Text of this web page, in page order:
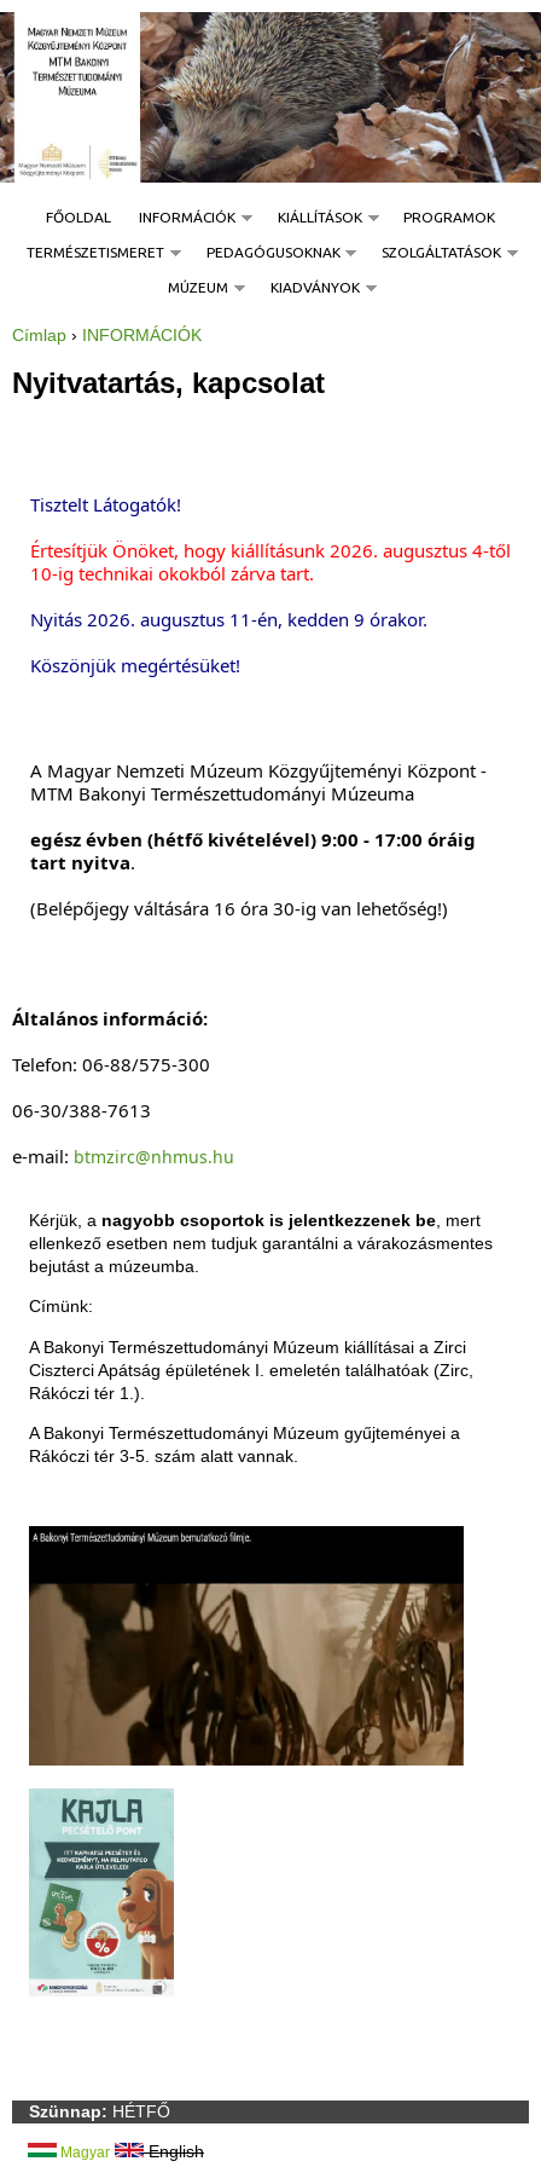
Jump to navigation
FŐOLDAL INFORMÁCIÓK KIÁLLÍTÁSOK PROGRAMOK
TERMÉSZETISMERET PEDAGÓGUSOKNAK SZOLGÁLTATÁSOK
MÚZEUM KIADVÁNYOK
J
l
e
Címlap › INFORMÁCIÓK
Nyitvatartás, kapcsolat
Tisztelt Látogatók!
Értesítjük Önöket, hogy kiállításunk 2026. augusztus 4-től
10-ig technikai okokból zárva tart.
Nyitás 2026. augusztus 11-én, kedden 9 órakor.
Köszönjük megértésüket!
A Magyar Nemzeti Múzeum Közgyűjteményi Központ -
MTM Bakonyi Természettudományi Múzeuma
egész évben (hétfő kivételével) 9:00 - 17:00 óráig
tart nyitva.
(Belépőjegy váltására 16 óra 30-ig van lehetőség!)
Általános információ:
Telefon: 06-88/575-300
06-30/388-7613
e-mail: btmzirc@nhmus.hu
Kérjük, a nagyobb csoportok is jelentkezzenek be , mert
ellenkező esetben nem tudjuk garantálni a várakozásmentes
bejutást a múzeumba.
Címünk:
A Bakonyi Természettudományi Múzeum kiállításai a Zirci
Ciszterci Apátság épületének I. emeletén találhatóak (Zirc,
Rákóczi tér 1.).
A Bakonyi Természettudományi Múzeum gyűjteményei a
Rákóczi tér 3-5. szám alatt vannak.
Szünnap: HÉTFŐ
Magyar English